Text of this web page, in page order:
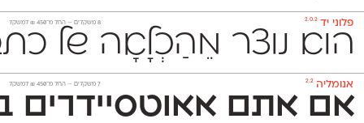
פלוני יד 2.0.2 ‫8 משקלים — החל מ־450
₪למשקל
הוא נוצר מֵהַכְלָאָה של
אנומליה 2.2 ‫7 משקלים — החל מ־450
₪למשקל
אם אתם אאוטסיידרים